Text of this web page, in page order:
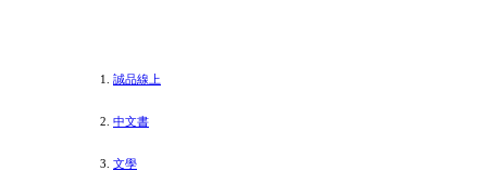
誠品線上
中文書
文學